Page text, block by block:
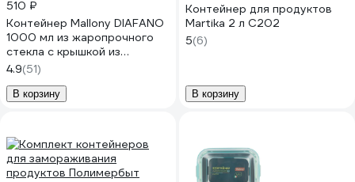
510 ₽
Контейнер Mallony DIAFANO
1000 мл из жаропрочного
стекла с крышкой из
пластмассы прямоугльный,
температура -20 до+200 С
005472
4.9(51)
В корзину
Контейнер для продуктов
Martika 2 л С202
5(6)
В корзину